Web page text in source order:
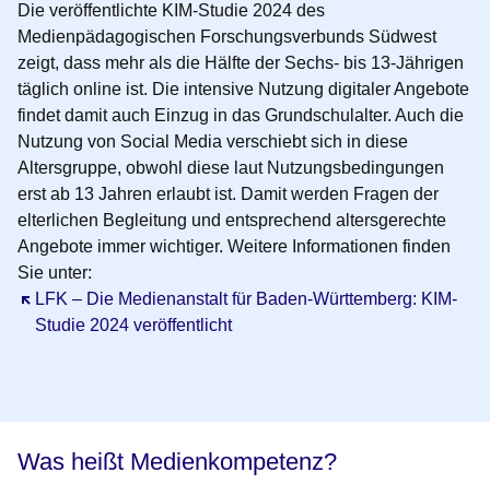
Die veröffentlichte KIM-Studie 2024 des
Medienpädagogischen Forschungsverbunds Südwest
zeigt, dass mehr als die Hälfte der Sechs- bis 13-Jährigen
täglich online ist. Die intensive Nutzung digitaler Angebote
findet damit auch Einzug in das Grundschulalter. Auch die
Nutzung von Social Media verschiebt sich in diese
Altersgruppe, obwohl diese laut Nutzungsbedingungen
erst ab 13 Jahren erlaubt ist. Damit werden Fragen der
elterlichen Begleitung und entsprechend altersgerechte
Angebote immer wichtiger. Weitere Informationen finden
Sie unter:
LFK – Die Medienanstalt für Baden-Württemberg: KIM-
Studie 2024 veröffentlicht
Öffnet sich in einem neuen Fenster
Was heißt Medienkompetenz?